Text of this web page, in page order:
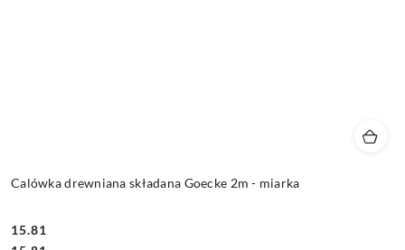
Calówka drewniana składana Goecke 2m - miarka
15.81